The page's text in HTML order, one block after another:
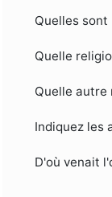
Quelles sont
Quelle
Quelle autre
Indiquez les
D'où venait